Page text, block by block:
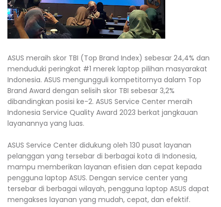
ASUS meraih skor TBI (Top Brand Index) sebesar 24,4% dan
menduduki peringkat #1 merek laptop pilihan masyarakat
Indonesia. ASUS mengungguli kompetitornya dalam Top
Brand Award dengan selisih skor TBI sebesar 3,2%
dibandingkan posisi ke-2. ASUS Service Center meraih
Indonesia Service Quality Award 2023 berkat jangkauan
layanannya yang luas.
ASUS Service Center didukung oleh 130 pusat layanan
pelanggan yang tersebar di berbagai kota di Indonesia,
mampu memberikan layanan efisien dan cepat kepada
pengguna laptop ASUS. Dengan service center yang
tersebar di berbagai wilayah, pengguna laptop ASUS dapat
mengakses layanan yang mudah, cepat, dan efektif.